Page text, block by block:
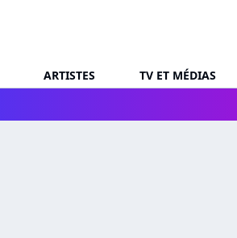
ARTISTES TV ET MÉDIAS